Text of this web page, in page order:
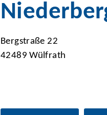
Bergstraße 22
42489 Wülfrath